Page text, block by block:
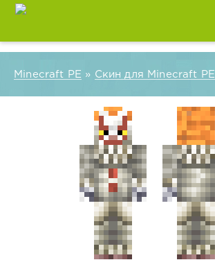
Minecraft PE » Скин для Minecraft PE